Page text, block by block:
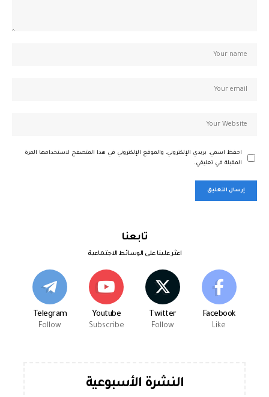
احفظ اسمي، بريدي الإلكتروني، والموقع الإلكتروني في هذا المتصفح لاستخدامها المرة
المقبلة في تعليقي.
تابعنا
اعثر علينا على الوسائط الاجتماعية
Facebook
Like
Twitter
Follow
Youtube
Subscribe
Telegram
Follow
النشرة الأسبوعية